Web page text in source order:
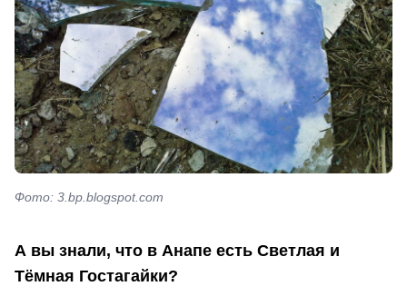
Фото: 3.bp.blogspot.com
А вы знали, что в Анапе есть Светлая и
Тёмная Гостагайки?